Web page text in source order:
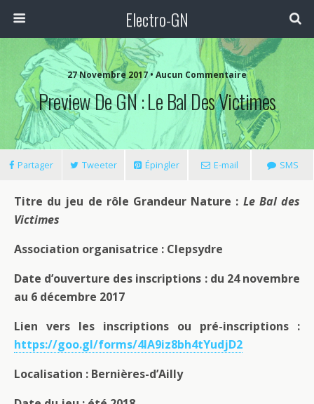
Electro-GN
27 Novembre 2017 • Aucun Commentaire
Preview De GN : Le Bal Des Victimes
Partager Tweeter Épingler E-mail SMS
Titre du jeu de rôle Grandeur Nature : Le Bal des
Victimes
Association organisatrice : Clepsydre
Date d’ouverture des inscriptions : du 24 novembre
au 6 décembre 2017
Lien vers les inscriptions ou pré-inscriptions :
https://goo.gl/forms/4IA9iz8bh4tYudjD2
Localisation : Bernières-d’Ailly